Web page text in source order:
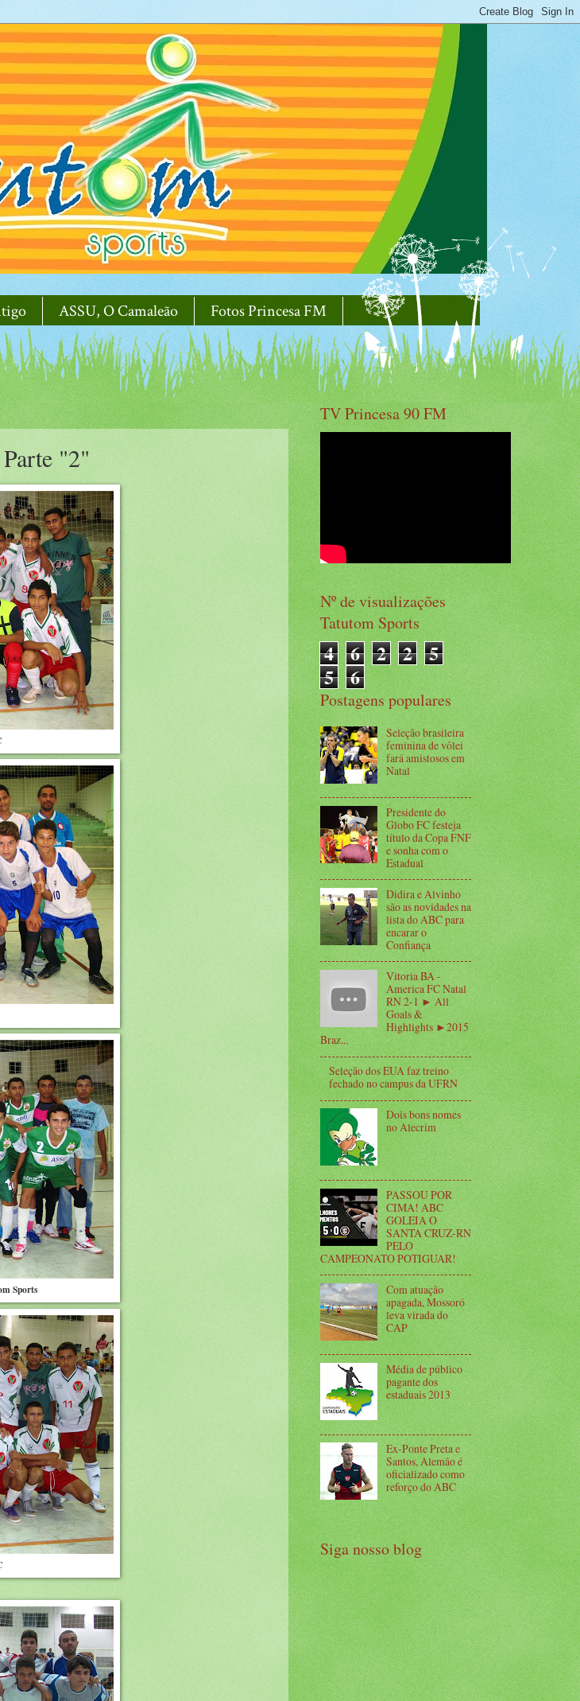
ASSU, O Camaleão Fotos Princesa FM
"2"
Sports
TV Princesa 90 FM
Nº de visualizações
Tatutom Sports
4 6 2 2 5
5 6
Postagens populares
Seleção brasileira
feminina de vôlei
fará amistosos em
Natal
Presidente do
Globo FC festeja
título da Copa FNF
e sonha com o
Estadual
Didira e Alvinho
são as novidades na
lista do ABC para
encarar o
Confiança
Vitoria BA -
America FC Natal
RN 2-1 ► All
Goals &
Highlights ►2015
Braz...
Seleção dos EUA faz treino
fechado no campus da UFRN
Dois bons nomes
no Alecrim
PASSOU POR
CIMA! ABC
GOLEIA O
SANTA CRUZ-RN
PELO
CAMPEONATO POTIGUAR!
Com atuação
apagada, Mossoró
leva virada do
CAP
Média de público
pagante dos
estaduais 2013
Ex-Ponte Preta e
Santos, Alemão é
oficializado como
reforço do ABC
Siga nosso blog